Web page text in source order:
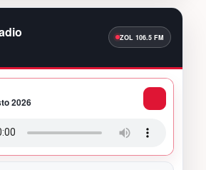
Barrio”: la canción con la que
un nuevo capítulo en la bachata
Abinader participa en la
de la Espriella en Colombia
de mando presidencial de
2026